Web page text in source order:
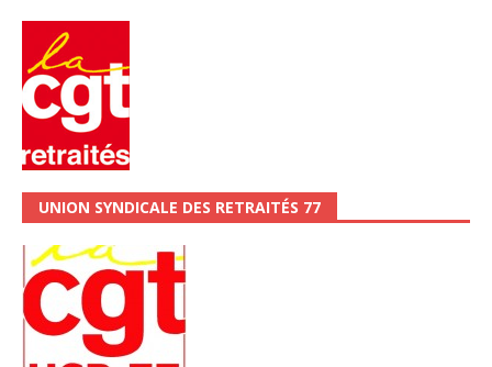
UNION SYNDICALE DES RETRAITÉS 77